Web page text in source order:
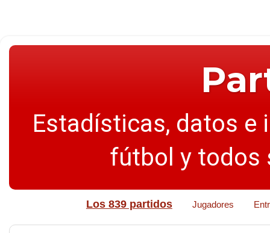
Estadísticas, datos e
fútbol y todos
Los 839 partidos Jugadores